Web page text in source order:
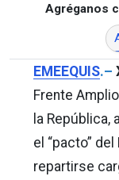
Agréganos
EMEEQUIS.–
Frente
la
el “pacto” del
repartirse